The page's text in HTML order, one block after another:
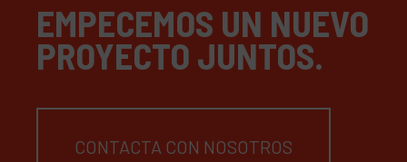
EMPECEMOS UN NUEVO
PROYECTO JUNTOS.
CONTACTA CON NOSOTROS